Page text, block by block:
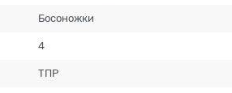
Босоножки
4
ТПР